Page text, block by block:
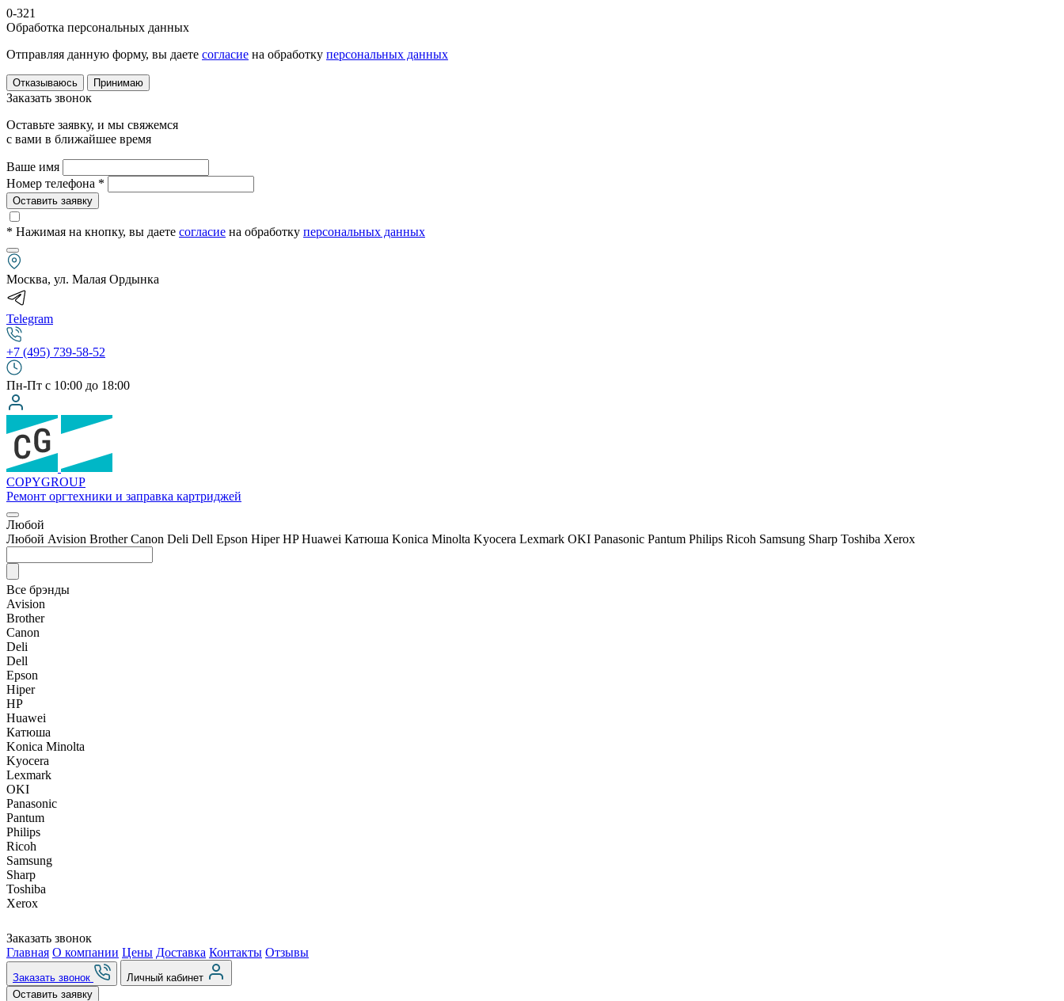
0-321
Обработка персональных данных
Отправляя данную форму, вы даете согласие на обработку персональных данных
Отказываюсь Принимаю
Заказать звонок
Оставьте заявку, и мы свяжемся
с вами в ближайшее время
Ваше имя
Номер телефона *
Оставить заявку
* Нажимая на кнопку, вы даете согласие на обработку персональных данных
Москва, ул. Малая Ордынка
Telegram
+7 (495) 739-58-52
Пн-Пт с 10:00 до 18:00
COPYGROUP
Ремонт оргтехники и заправка картриджей
Любой
Любой Avision Brother Canon Deli Dell Epson Hiper HP Huawei Катюша Konica Minolta Kyocera Lexmark OKI Panasonic Pantum Philips Ricoh Samsung Sharp Toshiba Xerox
Все брэнды
Avision
Brother
Canon
Deli
Dell
Epson
Hiper
HP
Huawei
Катюша
Konica Minolta
Kyocera
Lexmark
OKI
Panasonic
Pantum
Philips
Ricoh
Samsung
Sharp
Toshiba
Xerox
Заказать звонок
Главная О компании Цены Доставка Контакты Отзывы
Заказать звонок
Личный кабинет
Оставить заявку